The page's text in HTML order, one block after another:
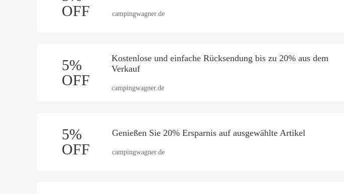
OFF
campingwagner.de
5%
OFF
Kostenlose und einfache Rücksendung bis zu 20% aus dem
Verkauf
campingwagner.de
5%
OFF
Genießen Sie 20% Ersparnis auf ausgewählte Artikel
campingwagner.de